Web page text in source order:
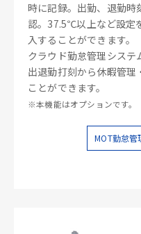
時に記録。出勤、退勤時
認。37.5℃以上など設定
入することができます。
クラウド勤怠管理システ
出退勤打刻から休暇管理
ことができます。
※本機能はオプションです。
MOT勤怠管